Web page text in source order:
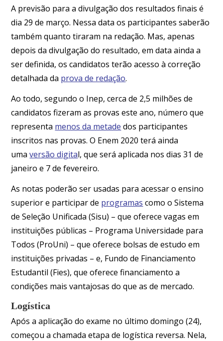
A previsão para a divulgação dos resultados finais é
dia 29 de março. Nessa data os participantes saberão
também quanto tiraram na redação. Mas, apenas
depois da divulgação do resultado, em data ainda a
ser definida, os candidatos terão acesso à correção
detalhada da prova de redação.
Ao todo, segundo o Inep, cerca de 2,5 milhões de
candidatos fizeram as provas este ano, número que
representa menos da metade dos participantes
inscritos nas provas. O Enem 2020 terá ainda
umaversão digital, que será aplicada nos dias 31 de
janeiro e 7 de fevereiro.
As notas poderão ser usadas para acessar o ensino
superior e participar de programas como o Sistema
de Seleção Unificada (Sisu) – que oferece vagas em
instituições públicas – Programa Universidade para
Todos (ProUni) – que oferece bolsas de estudo em
instituições privadas – e, Fundo de Financiamento
Estudantil (Fies), que oferece financiamento a
condições mais vantajosas do que as de mercado.
Logística
Após a aplicação do exame no último domingo (24),
começou a chamada etapa de logística reversa. Nela,